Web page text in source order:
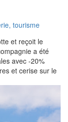
tourisme
et reçoit le
a été
avec -20%
et cerise sur le